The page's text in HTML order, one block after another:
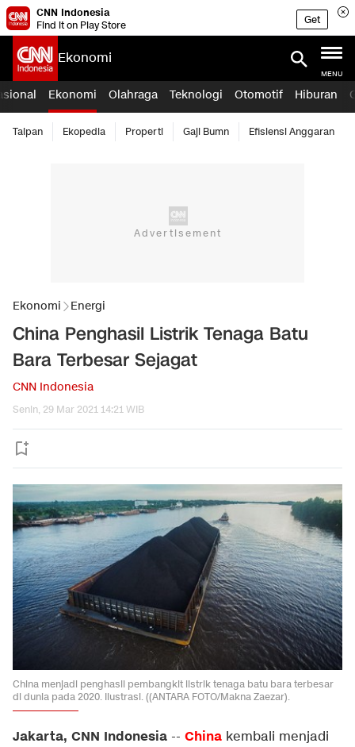
CNN Indonesia
Find it on Play Store
Get
Ekonomi
MENU
Ekonomi Olahraga Teknologi Otomotif Hiburan
Taipan Ekopedia Properti Gaji Bumn Efisiensi Anggaran
Ekonomi Energi
China Penghasil Listrik Tenaga Batu
Bara Terbesar Sejagat
CNN Indonesia
Senin, 29 Mar 2021 14:21 WIB
China menjadi penghasil pembangkit listrik tenaga batu bara terbesar
di dunia pada 2020. Ilustrasi. ((ANTARA FOTO/Makna Zaezar).
Jakarta, CNN Indonesia -- China kembali menjadi